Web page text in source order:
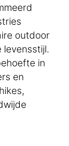
outdoor
in
en